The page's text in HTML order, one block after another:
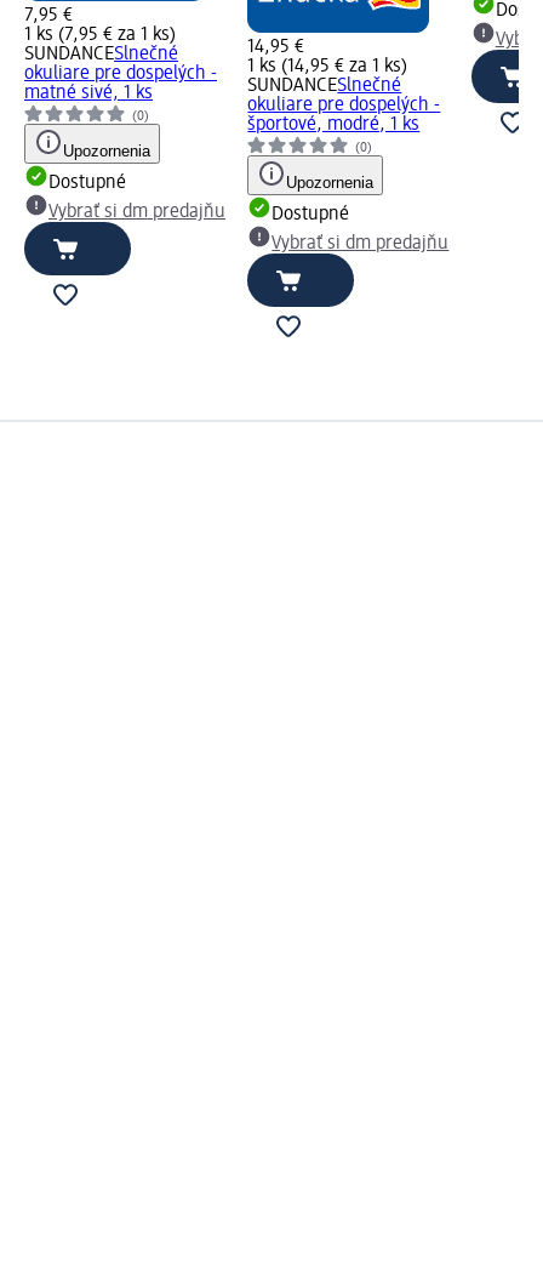
7,95 €
1 ks (7,95 € za 1 ks)
SUNDANCESlnečné
okuliare pre dospelých -
matné sivé, 1 ks
(0)
Upozornenia
Dostupné
Vybrať si dm predajňu
14,95 €
1 ks (14,95 € za 1 ks)
SUNDANCESlnečné
okuliare pre dospelých -
športové, modré, 1 ks
(0)
Upozornenia
Dostupné
Vybrať si dm predajňu